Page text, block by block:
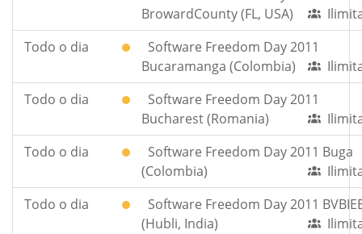
BrowardCounty (FL, USA)
Todo o dia
Software Freedom Day 2011
Bucaramanga (Colombia)
Todo o dia
Software Freedom Day 2011
Bucharest (Romania)
Todo o dia
Software Freedom Day 2011 Buga
(Colombia)
Todo o dia
Software Freedom Day 2011
(Hubli, India)